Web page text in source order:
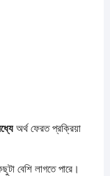
অর্থ ফেরত প্রক্রিয়া
বেশি লাগতে পারে।